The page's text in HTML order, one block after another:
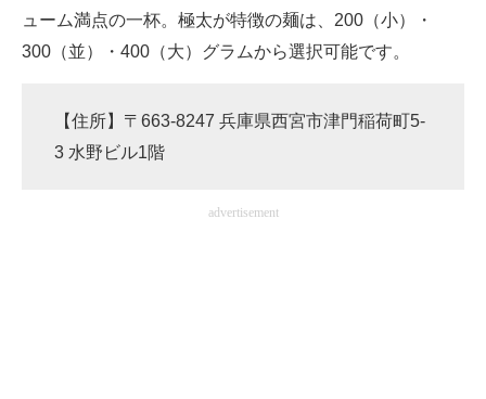
ューム満点の一杯。極太が特徴の麺は、200（小）・
300（並）・400（大）グラムから選択可能です。
【住所】〒663-8247 兵庫県西宮市津門稲荷町5-
3 水野ビル1階
advertisement